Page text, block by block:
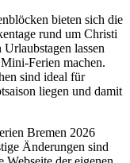
bieten sich die
rund um Christi
lassen
Ferien machen.
sind ideal für
liegen und damit
Bremen 2026
Änderungen sind